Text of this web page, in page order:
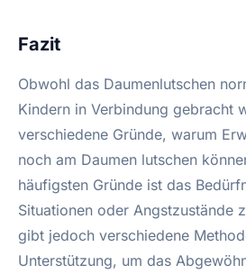
Fazit
Obwohl das Daumenlutschen
Kindern in Verbindung gebracht
verschiedene Gründe, warum
noch am Daumen lutschen
häufigsten Gründe ist das
Situationen oder Angstzustände
gibt jedoch verschiedene
Unterstützung, um das